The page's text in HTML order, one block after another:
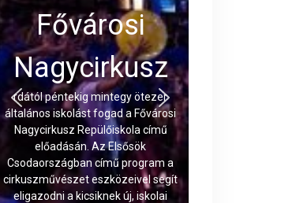
Fővárosi
Nagycirkusz
rdától péntekig mintegy ötezer
általános iskolást fogad a Fővárosi
Nagycirkusz Repülőiskola című
előadásán. Az Elsősök
Csodaországban című program a
cirkuszművészet eszközeivel segít
eligazodni a kicsiknek új, iskolai